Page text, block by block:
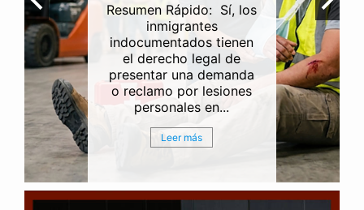
Resumen Rápido: Sí, los
inmigrantes
indocumentados tienen
el derecho legal de
presentar una demanda
o reclamo por lesiones
personales en...
Leer más